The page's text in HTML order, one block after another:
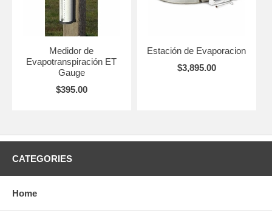
Medidor de
Evapotranspiración ET
Gauge
$395.00
Estación de Evaporacion
$3,895.00
CATEGORIES
Home